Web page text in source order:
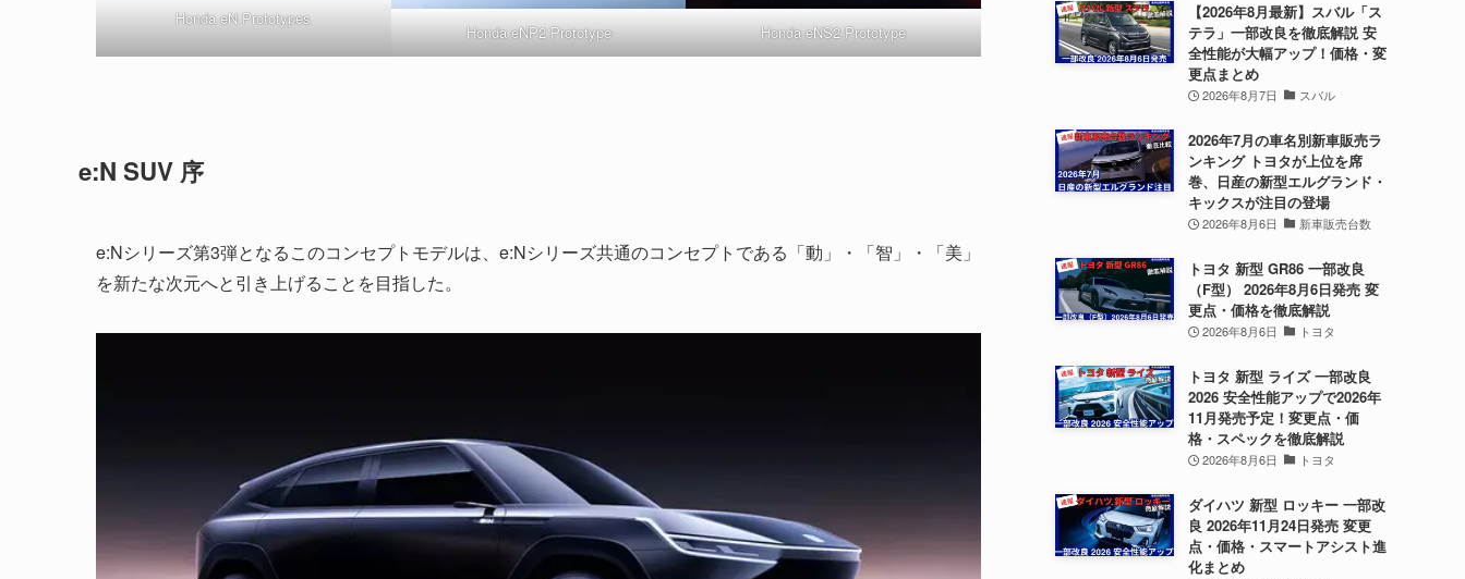
Honda eN Prototypes
Honda eNP2 Prototype Honda eNS2 Prototype
e:N SUV 序
e:Nシリーズ第3弾となるこのコンセプトモデルは、e:Nシリーズ共通のコンセプトである「動」・「智」・「美」
を新たな次元へと引き上げることを目指した。
【2026年8月最新】スバル「ス
テラ」一部改良を徹底解説 安
全性能が大幅アップ！価格・変
更点まとめ
2026年8月7日 スバル
2026年7月の車名別新車販売ラ
ンキング トヨタが上位を席
巻、日産の新型エルグランド・
キックスが注目の登場
2026年8月6日 新車販売台数
トヨタ 新型 GR86 一部改良
（F型） 2026年8月6日発売 変
更点・価格を徹底解説
2026年8月6日 トヨタ
トヨタ 新型 ライズ 一部改良
2026 安全性能アップで2026年
11月発売予定！変更点・価
格・スペックを徹底解説
2026年8月6日 トヨタ
ダイハツ 新型 ロッキー 一部改
良 2026年11月24日発売 変更
点・価格・スマートアシスト進
化まとめ